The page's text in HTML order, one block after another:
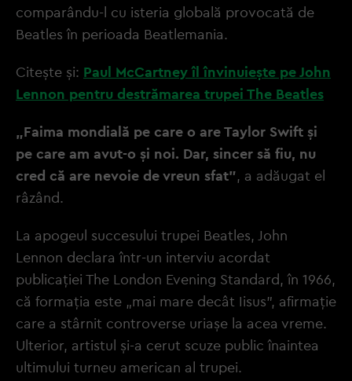
comparându-l cu isteria globală provocată de
Beatles în perioada Beatlemania.
Citește și: Paul McCartney îl învinuieşte pe John
Lennon pentru destrămarea trupei The Beatles
„Faima mondială pe care o are Taylor Swift și
pe care am avut-o și noi. Dar, sincer să fiu, nu
cred că are nevoie de vreun sfat”, a adăugat el
râzând.
La apogeul succesului trupei Beatles, John
Lennon declara într-un interviu acordat
publicației The London Evening Standard, în 1966,
că formația este „mai mare decât Iisus”, afirmație
care a stârnit controverse uriașe la acea vreme.
Ulterior, artistul și-a cerut scuze public înaintea
ultimului turneu american al trupei.